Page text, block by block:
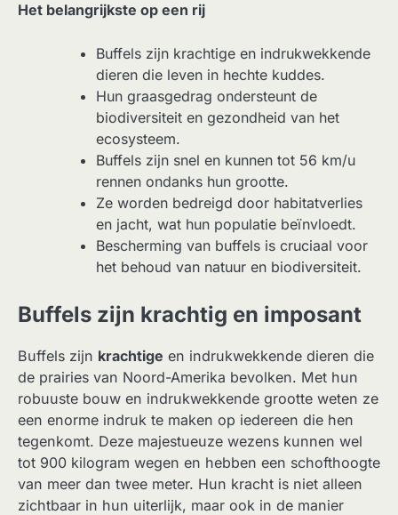
Het belangrijkste op een rij
Buffels zijn krachtige en indrukwekkende
dieren die leven in hechte kuddes.
Hun graasgedrag ondersteunt de
biodiversiteit en gezondheid van het
ecosysteem.
Buffels zijn snel en kunnen tot 56 km/u
rennen ondanks hun grootte.
Ze worden bedreigd door habitatverlies
en jacht, wat hun populatie beïnvloedt.
Bescherming van buffels is cruciaal voor
het behoud van natuur en biodiversiteit.
Buffels zijn krachtig en imposant
Buffels zijn krachtige en indrukwekkende dieren die
de prairies van Noord-Amerika bevolken. Met hun
robuuste bouw en indrukwekkende grootte weten ze
een enorme indruk te maken op iedereen die hen
tegenkomt. Deze majestueuze wezens kunnen wel
tot 900 kilogram wegen en hebben een schofthoogte
van meer dan twee meter. Hun kracht is niet alleen
zichtbaar in hun uiterlijk, maar ook in de manier